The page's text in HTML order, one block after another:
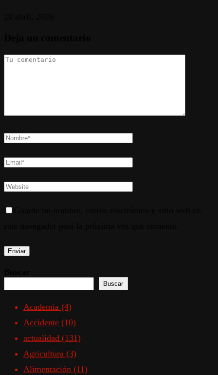
Buscar
Academia (4)
Accidente (10)
actualidad (131)
Agricultura (3)
Alimentación (11)